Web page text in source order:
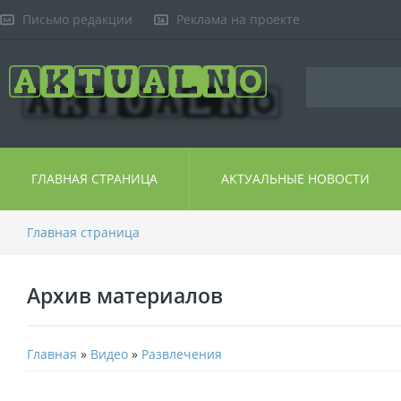
Письмо редакции Реклама на проекте
ГЛАВНАЯ СТРАНИЦА АКТУАЛЬНЫЕ НОВОСТИ
Главная страница
Архив материалов
Главная » Видео » Развлечения